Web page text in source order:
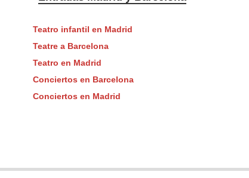
Teatro infantil en Madrid
Teatre a Barcelona
Teatro en Madrid
Conciertos en Barcelona
Conciertos en Madrid